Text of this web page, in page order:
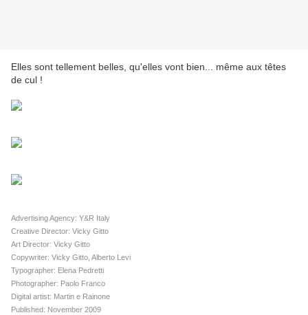
Elles sont tellement belles, qu'elles vont bien... même aux têtes
de cul !
Advertising Agency: Y&R Italy
Creative Director: Vicky Gitto
Art Director: Vicky Gitto
Copywriter: Vicky Gitto, Alberto Levi
Typographer: Elena Pedretti
Photographer: Paolo Franco
Digital artist: Martin e Rainone
Published: November 2009